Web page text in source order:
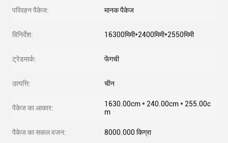
परिवहन पैकेज: मानक पैकेज
विनिर्देश: 16300मिमी*2400मिमी*2550मिमी
ट्रेडमार्क: फेंगची
उत्पत्ति: चीन
पैकेज का आकार:
1630.00cm * 240.00cm * 255.00c
m
पैकेज का सकल वजन: 8000.000 किग्रा